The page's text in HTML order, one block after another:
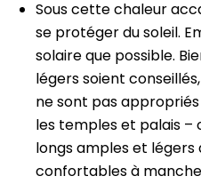
Sous cette chaleur
se protéger du soleil.
solaire que possible.
légers soient
ne sont pas
les temples et palais
longs amples et légers
confortables à